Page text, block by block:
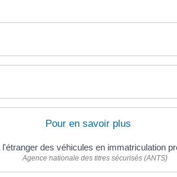
Pour en savoir plus
l'étranger des véhicules en immatriculation
Agence nationale des titres sécurisés (ANTS)